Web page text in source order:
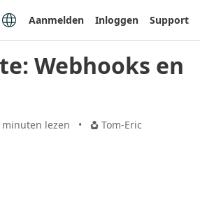
Aanmelden Inloggen Support
Webhooks en
minuten lezen Tom-Eric